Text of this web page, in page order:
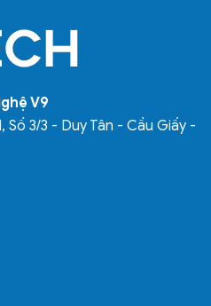
V9
Số 3/3 - Duy Tân - Cầu Giấy -